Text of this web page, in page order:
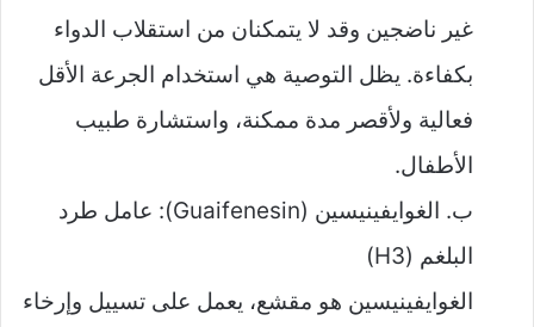
غير ناضجين وقد لا يتمكنان من استقلاب الدواء
بكفاءة. يظل التوصية هي استخدام الجرعة الأقل
فعالية ولأقصر مدة ممكنة، واستشارة طبيب
الأطفال.
ب. الغوايفينيسين (Guaifenesin): عامل طرد
البلغم (H3)
الغوايفينيسين هو مقشع، يعمل على تسييل وإرخاء